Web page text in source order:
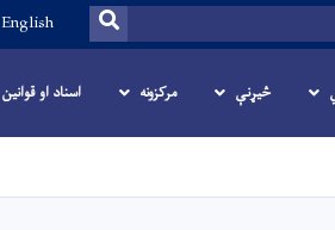
SEARCH
English
څیړنې مرکزونه اسناد او قوانین